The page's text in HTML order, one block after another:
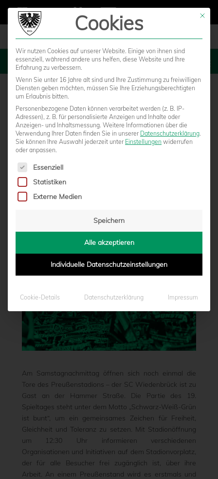
MENU
FANINFORMATIONEN ZUM HEIMSPIEL
vonMarcel Weskamp|02.12.2022 - 13:56
Am Samstagnachmittag öffnen sich noch einmal die
Tore des Preußenstadions – der SC Wiedenbrück ist zu
Gast an der Hammer Straße. Die Partie des 19.
Spieltages steht unter dem Motto „Schwarz-Weiß-Grün
ist bunt“, um ein gemeinsames Zeichen für Freiheit,
Gleichheit und Toleranz zu setzen. Mit Stadionöffnung
um 12:30 Uhr informieren verschiedenen
Organisationen und Initiativen auf dem Stadionvorplatz,
der für alle Besucher frei zugänglich ist, über ihre
Arbeit. An einem Preußenstand wird es erstmals und
Mit
Cookies
Wir nutzen Cookies auf unserer Website. Einige von ihnen sind
essenziell, während andere uns helfen, diese Website und Ihre
Erfahrung zu verbessern.
Wenn Sie unter 16 Jahre alt sind und Ihre Zustimmung zu freiwilligen
Diensten geben möchten, müssen Sie Ihre Erziehungsberechtigten
um Erlaubnis bitten.
Personenbezogene Daten können verarbeitet werden (z. B. IP-
Adressen), z. B. für personalisierte Anzeigen und Inhalte oder
Anzeigen- und Inhaltsmessung. Weitere Informationen über die
Verwendung Ihrer Daten finden Sie in unserer Datenschutzerklärung.
Sie können Ihre Auswahl jederzeit unter Einstellungen widerrufen
oder anpassen.
Es folgt eine Liste der Service-Gruppen, für die eine
Essenziell
Statistiken
Externe Medien
Speichern
Alle akzeptieren
Individuelle Datenschutzeinstellungen
Cookie-Details Datenschutzerklärung Impressum